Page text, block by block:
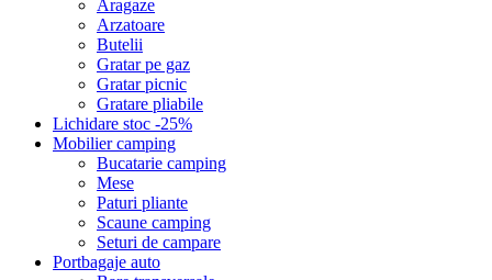
Aragaze
Arzatoare
Butelii
Gratar pe gaz
Gratar picnic
Gratare pliabile
Lichidare stoc -25%
Mobilier camping
Bucatarie camping
Mese
Paturi pliante
Scaune camping
Seturi de campare
Portbagaje auto